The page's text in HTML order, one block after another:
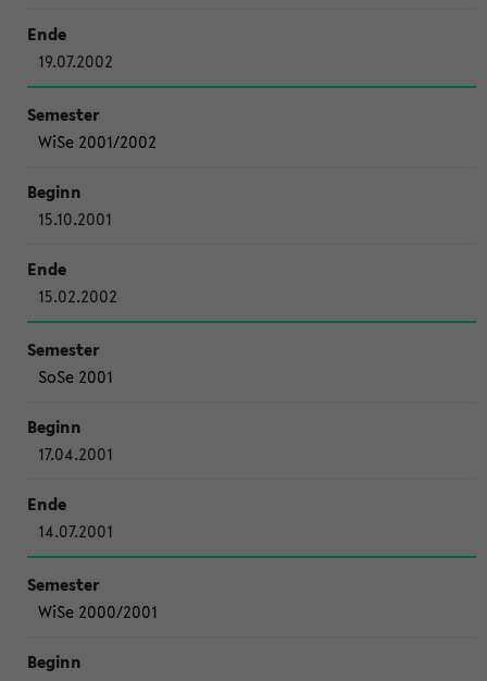
19.07.2002
WiSe 2001/2002
15.10.2001
15.02.2002
SoSe 2001
17.04.2001
14.07.2001
WiSe 2000/2001